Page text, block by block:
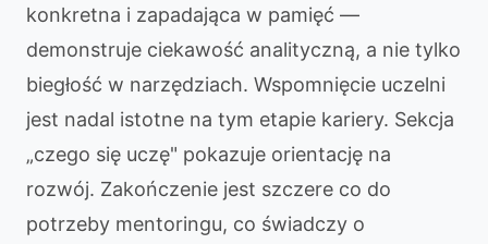
konkretna i zapadająca w pamięć —
demonstruje ciekawość analityczną, a nie tylko
biegłość w narzędziach. Wspomnięcie uczelni
jest nadal istotne na tym etapie kariery. Sekcja
„czego się uczę" pokazuje orientację na
rozwój. Zakończenie jest szczere co do
potrzeby mentoringu, co świadczy o